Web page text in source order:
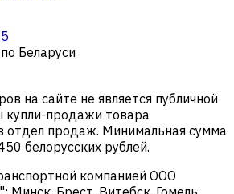
Беларуси
на сайте не является публичной
продажи товара
отдел продаж. Минимальная сумма
белорусских рублей.
компанией ООО